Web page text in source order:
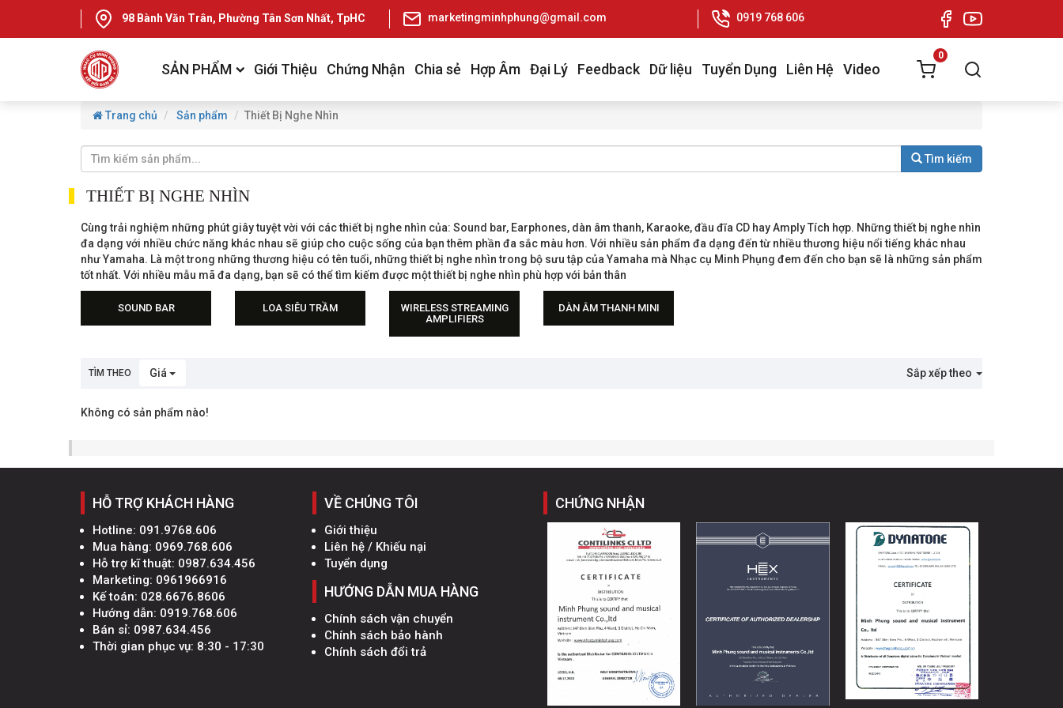
98 Bành Văn Trân, Phường Tân Sơn Nhất, TpHCM marketingminhphung@gmail.com 0919 768 606
SẢN PHẨM Giới Thiệu Chứng Nhận Chia sẻ Hợp Âm Đại Lý Feedback Dữ liệu Tuyển Dụng Liên Hệ Video
0
Trang chủ Sản phẩm Thiết Bị Nghe Nhìn
Tìm kiếm
THIẾT BỊ NGHE NHÌN
Cùng trải nghiệm những phút giây tuyệt vời với các thiết bị nghe nhìn của: Sound bar, Earphones, dàn âm thanh, Karaoke, đầu đĩa CD hay Amply Tích hợp. Những thiết bị nghe nhìn
đa dạng với nhiều chức năng khác nhau sẽ giúp cho cuộc sống của bạn thêm phần đa sắc màu hơn. Với nhiều sản phẩm đa dạng đến từ nhiều thương hiệu nổi tiếng khác nhau
như Yamaha. Là một trong những thương hiệu có tên tuổi, những thiết bị nghe nhìn trong bộ sưu tập của Yamaha mà Nhạc cụ Minh Phụng đem đến cho bạn sẽ là những sản phẩm
tốt nhất. Với nhiều mẫu mã đa dạng, bạn sẽ có thể tìm kiếm được một thiết bị nghe nhìn phù hợp với bản thân
SOUND BAR LOA SIÊU TRẦM
WIRELESS STREAMING
AMPLIFIERS
DÀN ÂM THANH MINI
TÌM THEO Giá Sắp xếp theo
Không có sản phẩm nào!
HỖ TRỢ KHÁCH HÀNG
Hotline: 091.9768.606
Mua hàng: 0969.768.606
Hỗ trợ kĩ thuật: 0987.634.456
Marketing: 0961966916
Kế toán: 028.6676.8606
Hướng dẫn: 0919.768.606
Bán sỉ: 0987.634.456
Thời gian phục vụ: 8:30 - 17:30
VỀ CHÚNG TÔI
Giới thiệu
Liên hệ / Khiếu nại
Tuyển dụng
HƯỚNG DẪN MUA HÀNG
Chính sách vận chuyển
Chính sách bảo hành
Chính sách đổi trả
CHỨNG NHẬN